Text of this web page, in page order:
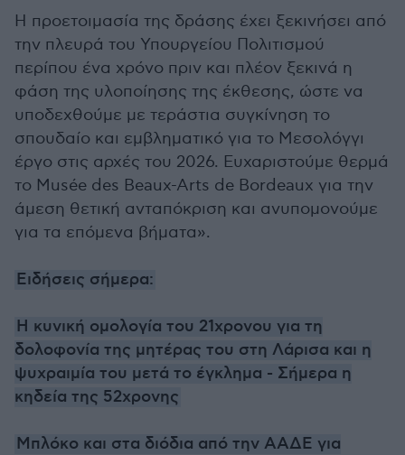
Η προετοιμασία της δράσης έχει ξεκινήσει από
την πλευρά του Υπουργείου Πολιτισμού
περίπου ένα χρόνο πριν και πλέον ξεκινά η
φάση της υλοποίησης της έκθεσης, ώστε να
υποδεχθούμε με τεράστια συγκίνηση το
σπουδαίο και εμβληματικό για το Μεσολόγγι
έργο στις αρχές του 2026. Ευχαριστούμε θερμά
το Musée des Beaux-Arts de Bordeaux για την
άμεση θετική ανταπόκριση και ανυπομονούμε
για τα επόμενα βήματα».
Ειδήσεις σήμερα:
Η κυνική ομολογία του 21χρονου για τη
δολοφονία της μητέρας του στη Λάρισα και η
ψυχραιμία του μετά το έγκλημα - Σήμερα η
κηδεία της 52χρονης
Μπλόκο και στα διόδια από την ΑΑΔΕ για